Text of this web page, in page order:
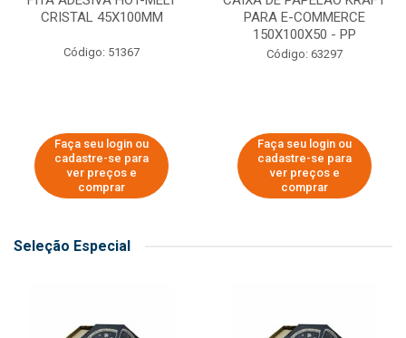
CRISTAL 45X100MM
Código: 51367
Faça seu login ou
cadastre-se para
ver preços e
comprar
PARA E-COMMERCE
150X100X50 - PP
Código: 63297
Faça seu login ou
cadastre-se para
ver preços e
comprar
Seleção Especial